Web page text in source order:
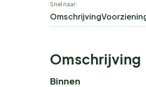
Snel naar:
Omschrijving
Omschrijving
Binnen